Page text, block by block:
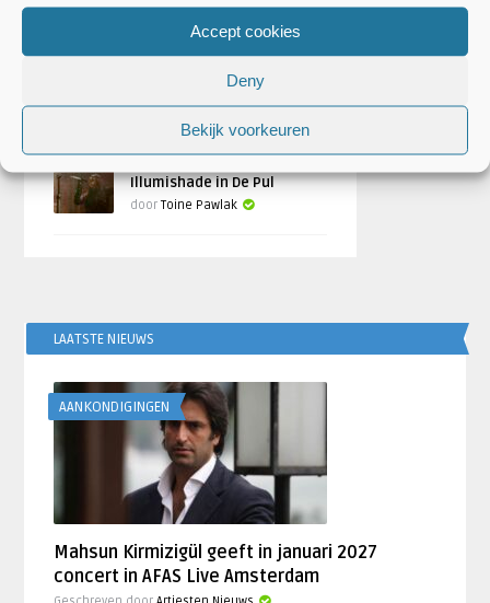
Accept cookies
Deny
Bekijk voorkeuren
Geschreven doorToine Pawlak
Temperance in De Pul, Uden
doorToine Pawlak
Illumishade in De Pul
doorToine Pawlak
LAATSTE NIEUWS
AANKONDIGINGEN
Mahsun Kirmizigül geeft in januari 2027
concert in AFAS Live Amsterdam